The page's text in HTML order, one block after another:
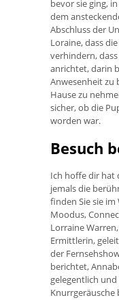
bevor sie ging,
dem
Abschluss der
Loraine, dass
verhindern,
anrichtet, darin
Anwesenheit zu
Hause zu
sicher, ob die
worden war.
Besuch
Ich hoffe dir hat
jemals die
finden Sie sie
Moodus,
Lorraine
Ermittlerin,
der
berichtet,
gelegentlich
Knurrgeräusche